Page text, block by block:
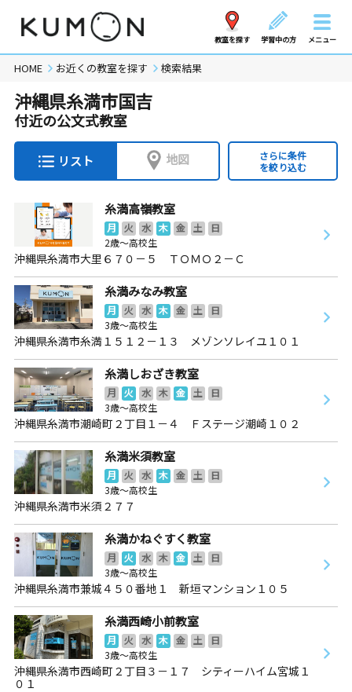
教室を探す 学習中の方 メニュー
HOME お近くの教室を探す 検索結果
沖縄県糸満市国吉
付近の公文式教室
リスト 地図
さらに条件
を絞り込む
糸満高嶺教室
月 火 水 木 金 土
日
2歳～高校生
沖縄県糸満市大里６７０－５ ＴＯＭＯ２－Ｃ
糸満みなみ教室
月 火 水 木 金 土
日
3歳～高校生
沖縄県糸満市糸満１５１２－１３ メゾンソレイユ１０１
糸満しおざき教室
月 火 水 木 金 土
日
3歳～高校生
沖縄県糸満市潮崎町２丁目１－４ Ｆステージ潮崎１０２
糸満米須教室
月 火 水 木 金 土
日
3歳～高校生
沖縄県糸満市米須２７７
糸満かねぐすく教室
月 火 水 木 金 土
日
3歳～高校生
沖縄県糸満市兼城４５０番地１ 新垣マンション１０５
糸満西崎小前教室
月 火 水 木 金 土
日
3歳～高校生
沖縄県糸満市西崎町２丁目３－１７ シティーハイム宮城１
０１